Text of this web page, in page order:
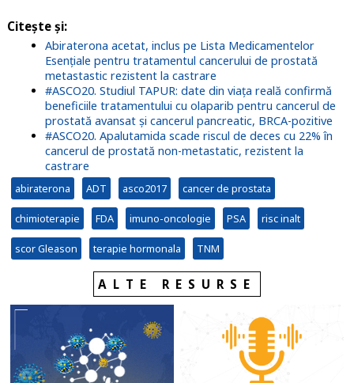
Citește și:
Abiraterona acetat, inclus pe Lista Medicamentelor
Esențiale pentru tratamentul cancerului de prostată
metastastic rezistent la castrare
#ASCO20. Studiul TAPUR: date din viața reală confirmă
beneficiile tratamentului cu olaparib pentru cancerul de
prostată avansat și cancerul pancreatic, BRCA-pozitive
#ASCO20. Apalutamida scade riscul de deces cu 22% în
cancerul de prostată non-metastatic, rezistent la
castrare
abiraterona ADT asco2017 cancer de prostata
chimioterapie FDA imuno-oncologie PSA risc inalt
scor Gleason terapie hormonala TNM
ALTE RESURSE